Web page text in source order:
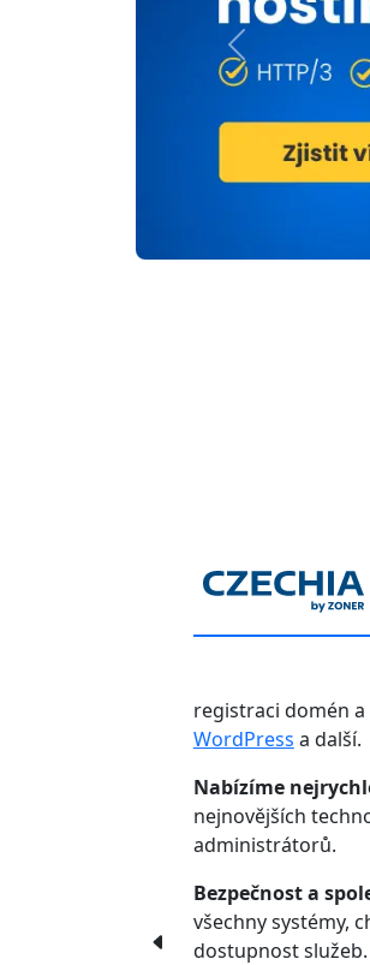
Previous
registraci domén
WordPress a další.
Nabízíme
nejnovějších
administrátorů.
Bezpečnost a
všechny systémy,
dostupnost služeb.